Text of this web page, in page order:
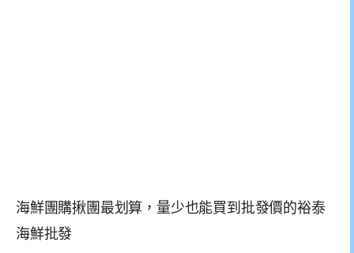
海鮮團購揪團最划算，量少也能買到批發價的裕泰
海鮮批發